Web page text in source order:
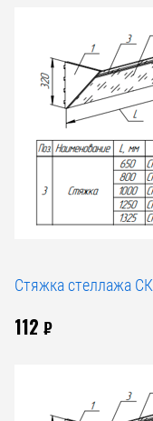
Стяжка стеллажа СК
112 ₽